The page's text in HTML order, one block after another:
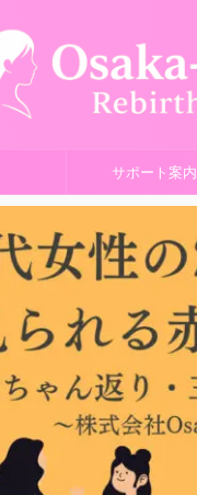
サポート案内